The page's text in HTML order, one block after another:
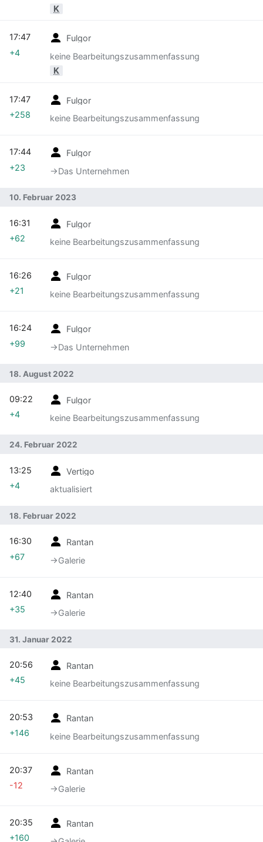
K
Fulgor
keine Bearbeitungszusammenfassung
K
17:47
+4
Fulgor
keine Bearbeitungszusammenfassung
17:47
+258
Fulgor
→‎Das Unternehmen
17:44
+23
10. Februar 2023
Fulgor
keine Bearbeitungszusammenfassung
16:31
+62
Fulgor
keine Bearbeitungszusammenfassung
16:26
+21
Fulgor
→‎Das Unternehmen
16:24
+99
18. August 2022
Fulgor
keine Bearbeitungszusammenfassung
09:22
+4
24. Februar 2022
Vertigo
aktualisiert
13:25
+4
18. Februar 2022
Rantan
→‎Galerie
16:30
+67
Rantan
→‎Galerie
12:40
+35
31. Januar 2022
Rantan
keine Bearbeitungszusammenfassung
20:56
+45
Rantan
keine Bearbeitungszusammenfassung
20:53
+146
Rantan
→‎Galerie
20:37
-12
Rantan
20:35
+160